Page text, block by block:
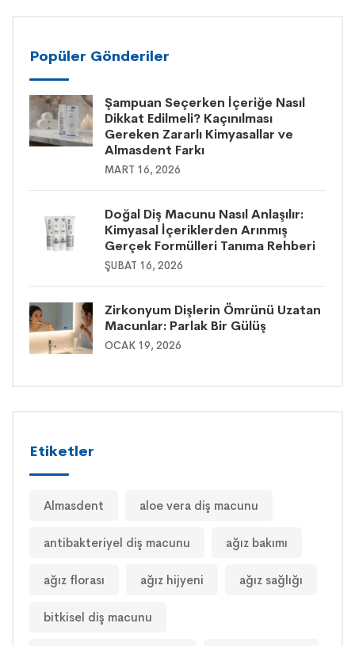
Popüler Gönderiler
Şampuan Seçerken İçeriğe Nasıl
Dikkat Edilmeli? Kaçınılması
Gereken Zararlı Kimyasallar ve
Almasdent Farkı
MART 16, 2026
Doğal Diş Macunu Nasıl Anlaşılır:
Kimyasal İçeriklerden Arınmış
Gerçek Formülleri Tanıma Rehberi
ŞUBAT 16, 2026
Zirkonyum Dişlerin Ömrünü Uzatan
Macunlar: Parlak Bir Gülüş
OCAK 19, 2026
Etiketler
Almasdent aloe vera diş macunu
antibakteriyel diş macunu ağız bakımı
ağız florası ağız hijyeni ağız sağlığı
bitkisel diş macunu